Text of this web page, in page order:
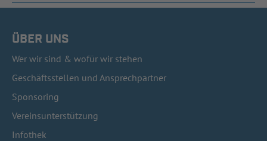
ÜBER UNS
Wer wir sind & wofür wir stehen
Geschäftsstellen und Ansprechpartner
Sponsoring
Vereinsunterstützung
Infothek